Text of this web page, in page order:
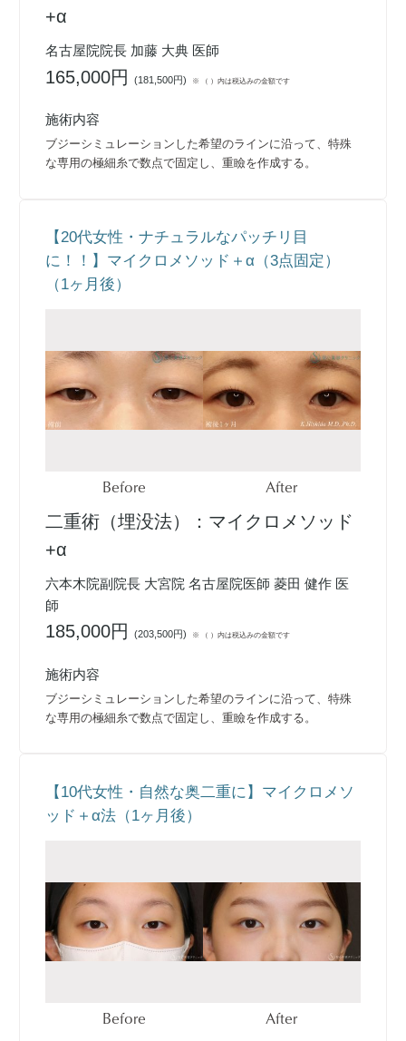
+α
名古屋院院長 加藤 大典 医師
165,000円(181,500円) ※ （ ）内は税込みの金額です
施術内容
ブジーシミュレーションした希望のラインに沿って、特殊
な専用の極細糸で数点で固定し、重瞼を作成する。
【20代女性・ナチュラルなパッチリ目
に！！】マイクロメソッド＋α（3点固定）
（1ヶ月後）
Before After
二重術（埋没法）：マイクロメソッド
+α
六本木院副院長 大宮院 名古屋院医師 菱田 健作 医
師
185,000円(203,500円) ※ （ ）内は税込みの金額です
施術内容
ブジーシミュレーションした希望のラインに沿って、特殊
な専用の極細糸で数点で固定し、重瞼を作成する。
【10代女性・自然な奥二重に】マイクロメソ
ッド＋α法（1ヶ月後）
Before After